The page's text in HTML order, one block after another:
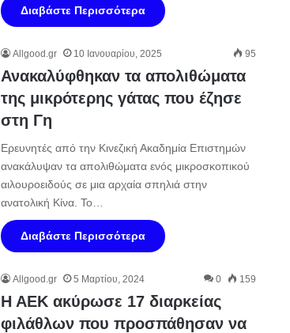
Διαβάστε Περισσότερα
Allgood.gr 10 Ιανουαρίου, 2025 95
Ανακαλύφθηκαν τα απολιθώματα
της μικρότερης γάτας που έζησε
στη Γη
Ερευνητές από την Κινεζική Ακαδημία Επιστημών
ανακάλυψαν τα απολιθώματα ενός μικροσκοπικού
αιλουροειδούς σε μια αρχαία σπηλιά στην
ανατολική Κίνα. Το…
Διαβάστε Περισσότερα
Allgood.gr 5 Μαρτίου, 2024 0 159
Η ΑΕΚ ακύρωσε 17 διαρκείας
φιλάθλων που προσπάθησαν να